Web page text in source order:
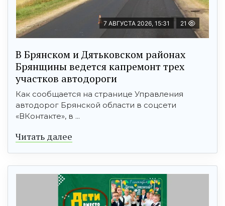
7 АВГУСТА 2026, 15:31 21
В Брянском и Дятьковском районах
Брянщины ведется капремонт трех
участков автодороги
Как сообщается на странице Управления
автодорог Брянской области в соцсети
«ВКонтакте», в ...
Читать далее